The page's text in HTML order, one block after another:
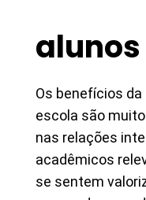
alunos
Os benefícios da
escola são
nas relações
acadêmicos
se sentem